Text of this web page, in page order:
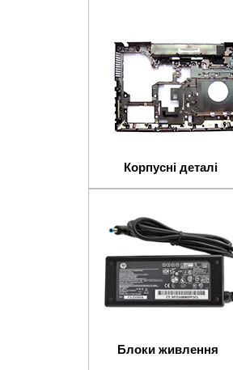
Корпусні деталі
Блоки живлення